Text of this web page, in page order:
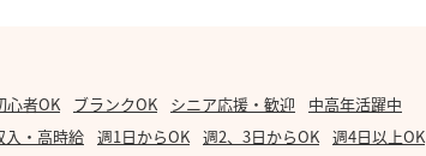
心者OK ブランクOK シニア応援・歓迎
中高年活躍中
入・高時給 週1日からOK 週2、3日からOK 週4日以上OK